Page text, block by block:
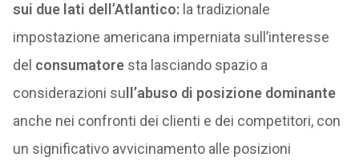
sui due lati dell’Atlantico:la tradizionale
impostazione americana imperniata sull’interesse
del consumatoresta lasciando spazio a
considerazioni su ll’abuso di posizione dominante
anche nei confronti dei clienti e dei competitori, con
un significativo avvicinamento alle posizioni